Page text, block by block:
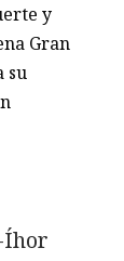
y
Gran
su
Íhor